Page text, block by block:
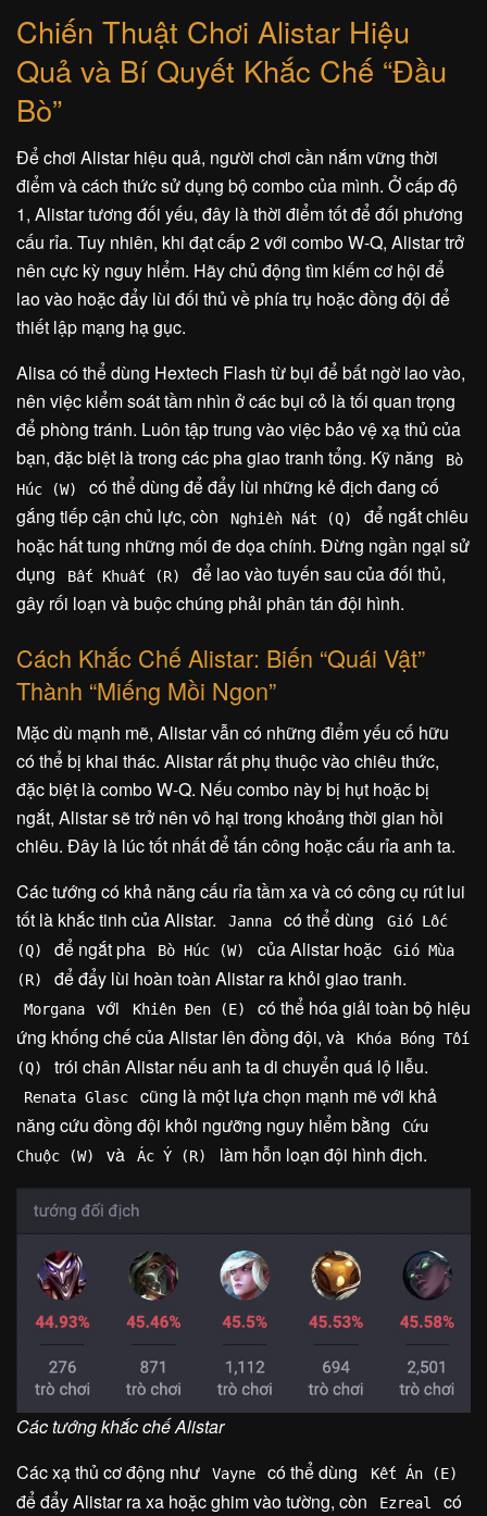
Chiến Thuật Chơi Alistar Hiệu
Quả và Bí Quyết Khắc Chế “Đầu
Bò”
Để chơi Alistar hiệu quả, người chơi cần nắm vững thời
điểm và cách thức sử dụng bộ combo của mình. Ở cấp độ
1, Alistar tương đối yếu, đây là thời điểm tốt để đối phương
cấu rỉa. Tuy nhiên, khi đạt cấp 2 với combo W-Q, Alistar trở
nên cực kỳ nguy hiểm. Hãy chủ động tìm kiếm cơ hội để
lao vào hoặc đẩy lùi đối thủ về phía trụ hoặc đồng đội để
thiết lập mạng hạ gục.
Alisa có thể dùng Hextech Flash từ bụi để bất ngờ lao vào,
nên việc kiểm soát tầm nhìn ở các bụi cỏ là tối quan trọng
để phòng tránh. Luôn tập trung vào việc bảo vệ xạ thủ của
bạn, đặc biệt là trong các pha giao tranh tổng. Kỹ năng
Bò
Húc (W)
có thể dùng để đẩy lùi những kẻ địch đang cố
gắng tiếp cận chủ lực, còn
Nghiền Nát (Q)
để ngắt chiêu
hoặc hất tung những mối đe dọa chính. Đừng ngần ngại sử
dụng
Bất Khuất (R)
để lao vào tuyến sau của đối thủ,
gây rối loạn và buộc chúng phải phân tán đội hình.
Cách Khắc Chế Alistar: Biến “Quái Vật”
Thành “Miếng Mồi Ngon”
Mặc dù mạnh mẽ, Alistar vẫn có những điểm yếu cố hữu
có thể bị khai thác. Alistar rất phụ thuộc vào chiêu thức,
đặc biệt là combo W-Q. Nếu combo này bị hụt hoặc bị
ngắt, Alistar sẽ trở nên vô hại trong khoảng thời gian hồi
chiêu. Đây là lúc tốt nhất để tấn công hoặc cấu rỉa anh ta.
Các tướng có khả năng cấu rỉa tầm xa và có công cụ rút lui
tốt là khắc tinh của Alistar.
Janna có thể dùng
Gió Lốc
(Q)
để ngắt pha Bò Húc (W) của Alistar hoặc
Gió Mùa
(R)
để đẩy lùi hoàn toàn Alistar ra khỏi giao tranh.
Morgana với Khiên Đen (E)
có thể hóa giải toàn bộ hiệu
ứng khống chế của Alistar lên đồng đội, và
Khóa Bóng Tối
(Q)
trói chân Alistar nếu anh ta di chuyển quá lộ liễu.
Renata Glasc
cũng là một lựa chọn mạnh mẽ với khả
năng cứu đồng đội khỏi ngưỡng nguy hiểm bằng
Cứu
Chuộc (W)
và Ác Ý (R) làm hỗn loạn đội hình địch.
Các tướng khắc chế Alistar
Các xạ thủ cơ động như
Vayne có thể dùng Kết Án (E)
để đẩy Alistar ra xa hoặc ghim vào tường, còn Ezreal có